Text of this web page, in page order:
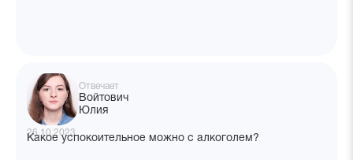
Отвечает
Войтович
Юлия
26.10.2023
Какое успокоительное можно с алкоголем?